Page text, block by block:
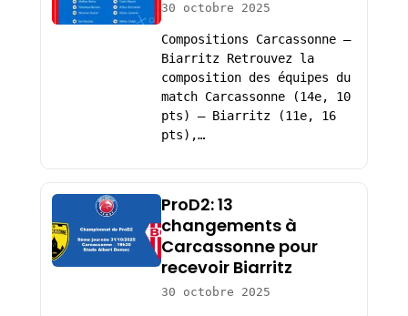
30 octobre 2025
Compositions Carcassonne –
Biarritz Retrouvez la
composition des équipes du
match Carcassonne (14e, 10
pts) – Biarritz (11e, 16
pts),…
ProD2: 13
changements à
Carcassonne pour
recevoir Biarritz
30 octobre 2025